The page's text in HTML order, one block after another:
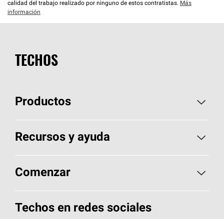
calidad del trabajo realizado por ninguno de estos contratistas. Más
información
TECHOS
Productos
Elija sus tejas
Encuentre un contratista
Componentes para techos
Recursos y ayuda
Aspectos básicos sobre techos
Herramientas de diseño y color
Comenzar
Llame al 1-800-GET-PINK®
Techos en redes sociales